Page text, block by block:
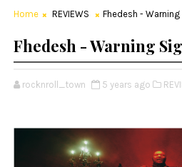
Home REVIEWS Fhedesh -
Fhedesh - Warning
rocknroll_town 5 years ago